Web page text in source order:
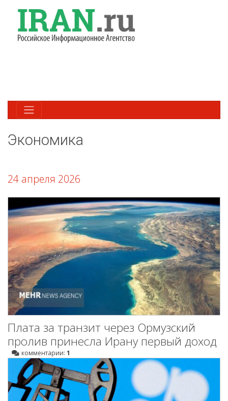
Экономика
24 апреля 2026
Плата за транзит через Ормузский
пролив принесла Ирану первый доход
комментарии: 1